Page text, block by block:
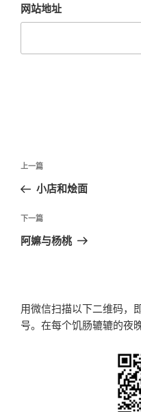
网站地址
文
导
航
上
一
文
章
上一篇
小店和烩面
下
一
下一篇
阿嫲与杨桃
用微信扫描以下二维码，
号。在每个饥肠辘辘的夜